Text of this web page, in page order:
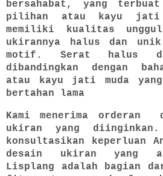
bersahabat, yang
pilihan atau kayu jati
memiliki kualitas
ukirannya halus dan unik
motif. Serat halus
dibandingkan dengan
atau kayu jati muda
bertahan lama
Kami menerima orderan
ukiran yang diinginkan.
konsultasikan keperluan
desain ukiran yang
Lisplang adalah bagian